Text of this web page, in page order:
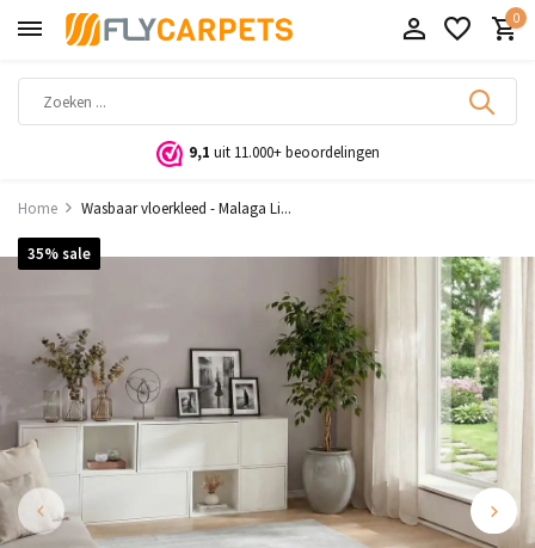
0
9,1 uit 11.000+ beoordelingen
Home Wasbaar vloerkleed - Malaga Li...
35% sale